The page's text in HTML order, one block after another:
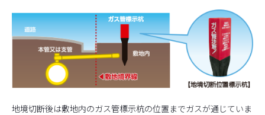
地境切断後は敷地内のガス管標示杭の位置までガスが通じていま